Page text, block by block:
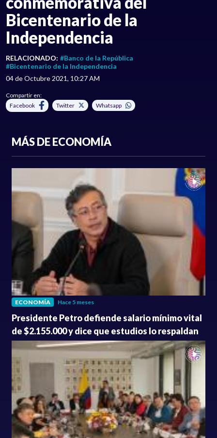
Bicentenario de la
Independencia
RELACIONADO: #Banco de la República
#Bicentenario de la Independencia
04 de Octubre 2021, 10:27 AM
Compartir en:
Facebook
Twitter Whatsapp
MÁS DE ECONOMÍA
ECONOMÍA Hace 5 meses
Presidente Petro defiende salario mínimo vital
de $2.155.000 y dice que estudios lo respaldan